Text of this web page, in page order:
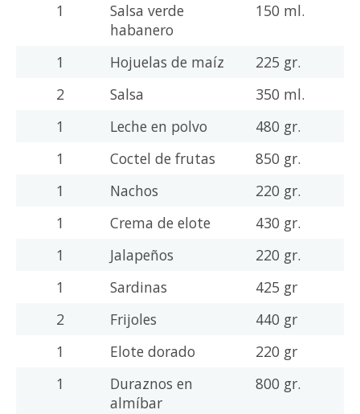
1
Salsa verde
habanero
150 ml.
1 Hojuelas de maíz
225 gr.
2
Salsa
350 ml.
1
Leche en polvo
480 gr.
1
Coctel de frutas
850 gr.
1
Nachos
220 gr.
1
Crema de elote
430 gr.
1
Jalapeños
220 gr.
1
Sardinas
425 gr
2
Frijoles
440 gr
1
Elote dorado
220 gr
1
Duraznos en
almíbar
800 gr.